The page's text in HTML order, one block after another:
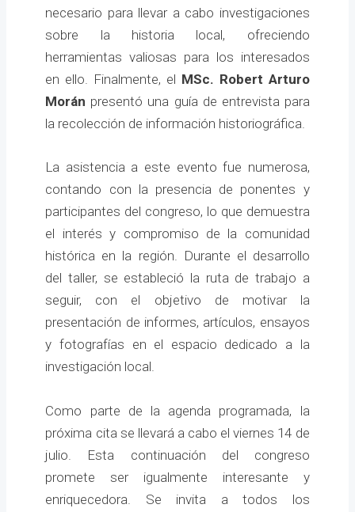
necesario para llevar a cabo investigaciones
sobre la historia local, ofreciendo
herramientas valiosas para los interesados
en ello. Finalmente, el MSc. Robert Arturo
Morán presentó una guía de entrevista para
la recolección de información historiográfica.
La asistencia a este evento fue numerosa,
contando con la presencia de ponentes y
participantes del congreso, lo que demuestra
el interés y compromiso de la comunidad
histórica en la región. Durante el desarrollo
del taller, se estableció la ruta de trabajo a
seguir, con el objetivo de motivar la
presentación de informes, artículos, ensayos
y fotografías en el espacio dedicado a la
investigación local.
Como parte de la agenda programada, la
próxima cita se llevará a cabo el viernes 14 de
julio. Esta continuación del congreso
promete ser igualmente interesante y
enriquecedora. Se invita a todos los